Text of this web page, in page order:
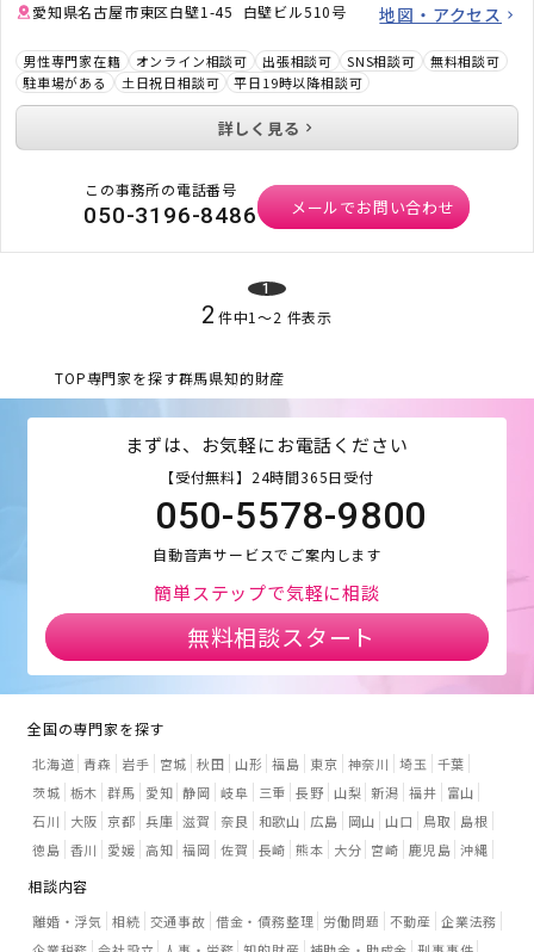
愛知県名古屋市東区白壁1-45 白壁ビル510号 地図・アクセス
男性専門家在籍 オンライン相談可 出張相談可 SNS相談可
無料相談可
駐車場がある
土日祝日相談可 平日19時以降相談可
詳しく見る
この事務所の電話番号
050-3196-8486 メールでお問い合わせ
1
2 件中1〜2 件表示
TOP専門家を探す群馬県知的財産
まずは、お気軽にお電話ください
【受付無料】24時間365日受付
050-5578-9800
自動音声サービスでご案内します
簡単ステップで気軽に相談
無料相談スタート
全国の専門家を探す
北海道 青森 岩手 宮城 秋田 山形 福島 東京 神奈川 埼玉
千葉
茨城 栃木 群馬 愛知 静岡 岐阜 三重 長野 山梨 新潟 福井
富山
石川
大阪 京都 兵庫 滋賀 奈良 和歌山 広島 岡山 山口 鳥取
島根
徳島 香川 愛媛 高知 福岡 佐賀 長崎 熊本 大分 宮崎 鹿児島 沖縄
相談内容
離婚・浮気 相続 交通事故 借金・債務整理 労働問題 不動産 企業法務